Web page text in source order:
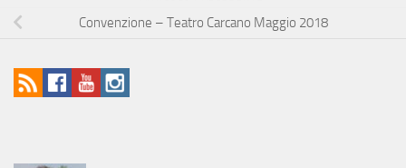
Convenzione – Teatro Carcano Maggio 2018